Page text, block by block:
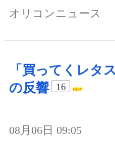
オリコンニュース
「買ってくレタ
の反響
16
08月06日 09:05